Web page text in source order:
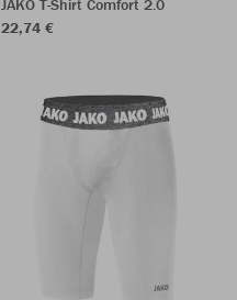
JAKO T-Shirt Comfort 2.0
22,74 €